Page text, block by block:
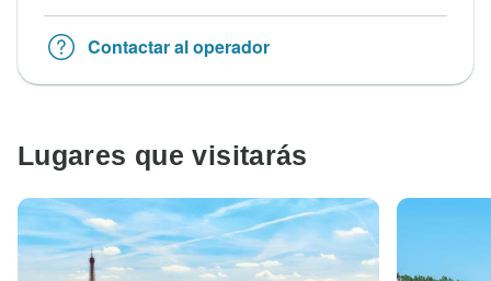
Contactar al operador
Lugares que visitarás